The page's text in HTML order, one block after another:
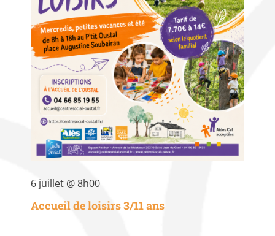
6 juillet @ 8h00
Accueil de loisirs 3/11 ans